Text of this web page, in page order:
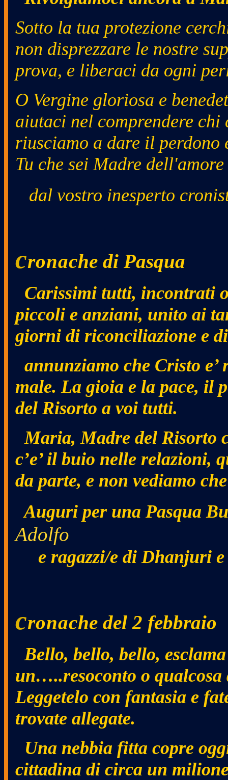
Sotto la tua protezione
non disprezzare le nostre
prova, e liberaci da ogni
O Vergine gloriosa e
aiutaci nel comprendere
riusciamo a dare il
Tu che sei Madre
dal vostro inesperto
cronache di Pasqua
Carissimi tutti, incontrati
piccoli e anziani, unito ai
giorni di riconciliazione e
annunziamo che Cristo
male. La gioia e la pace, il
del Risorto a voi tutti.
Maria, Madre del Risorto
c’e’ il buio nelle relazioni,
da parte, e non vediamo
Auguri per una Pasqua
Adolfo
e ragazzi/e di Dhanjuri
cronache del 2 febbraio
Bello, bello, bello,
un…..resoconto o
Leggetelo con fantasia e
trovate allegate.
Una nebbia fitta copre
cittadina di circa un